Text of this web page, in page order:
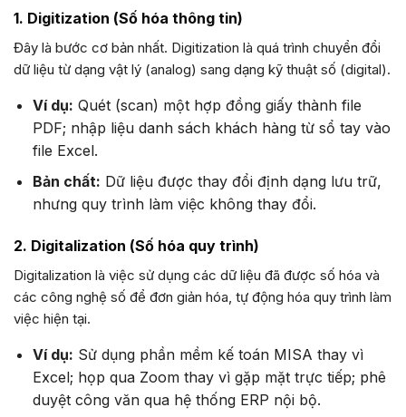
1. Digitization (Số hóa thông tin)
Đây là bước cơ bản nhất. Digitization là quá trình chuyển đổi
dữ liệu từ dạng vật lý (analog) sang dạng kỹ thuật số (digital).
Ví dụ: Quét (scan) một hợp đồng giấy thành file
PDF; nhập liệu danh sách khách hàng từ sổ tay vào
file Excel.
Bản chất: Dữ liệu được thay đổi định dạng lưu trữ,
nhưng quy trình làm việc không thay đổi.
2. Digitalization (Số hóa quy trình)
Digitalization là việc sử dụng các dữ liệu đã được số hóa và
các công nghệ số để đơn giản hóa, tự động hóa quy trình làm
việc hiện tại.
Ví dụ: Sử dụng phần mềm kế toán MISA thay vì
Excel; họp qua Zoom thay vì gặp mặt trực tiếp; phê
duyệt công văn qua hệ thống ERP nội bộ.